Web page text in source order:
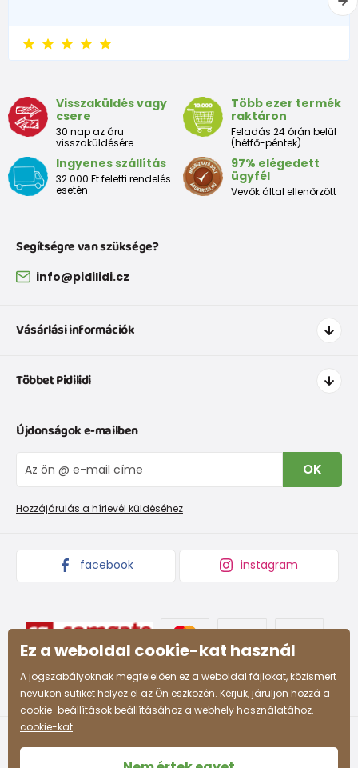
Visszaküldés vagy
csere
30 nap az áru
visszaküldésére
Több ezer termék
raktáron
Feladás 24 órán belül
(hétfő-péntek)
Ingyenes szállítás
32.000 Ft feletti rendelés
esetén
97% elégedett
ügyfél
Vevők által ellenőrzött
Segítségre van szüksége?
info@pidilidi.cz
Vásárlási információk
Szállítás és fizetés
Cipőmérettáblázat
IVisszaküldések és reklamációk
Panaszkezelési eljárás
Többet Pidilidi
Rólunk
Blog
Nagykereskedelem PiDiLiDi
Áruk begyűjtése
Újdonságok e-mailben
OK
Hozzájárulás a hírlevél küldéséhez
facebook instagram
Ez a weboldal cookie-kat használ
A jogszabályoknak megfelelően ez a weboldal fájlokat, közismert
nevükön sütiket helyez el az Ön eszközén. Kérjük, járuljon hozzá a
cookie-beállítások beállításához a webhely használatához.
cookie-kat